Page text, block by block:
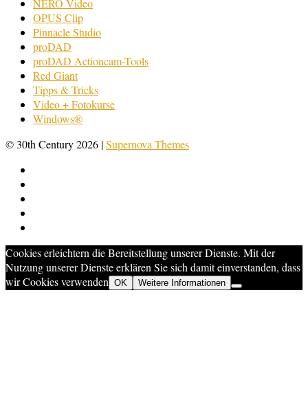
NERO Video
OPUS Clip
Pinnacle Studio
proDAD
proDAD Actioncam-Tools
Red Giant
Tipps & Tricks
Video + Fotokurse
Windows®
© 30th Century 2026 |Supernova Themes
Cookies erleichtern die Bereitstellung unserer Dienste. Mit der
Nutzung unserer Dienste erklären Sie sich damit einverstanden, dass
wir Cookies verwenden OK Weitere Informationen